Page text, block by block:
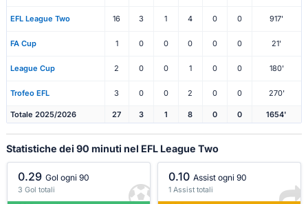
EFL League Two 16 3 1 4 0 0 917'
FA Cup 1 0 0 0 0 0 21'
League Cup 2 0 0 1 0 0 180'
Trofeo EFL 3 0 0 2 0 0 270'
Totale 2025/2026 27 3 1 8 0 0 1654'
Statistiche dei 90 minuti nel EFL League Two
0.29 Gol ogni 90
3 Gol totali
0.10 Assist ogni 90
1 Assist totali